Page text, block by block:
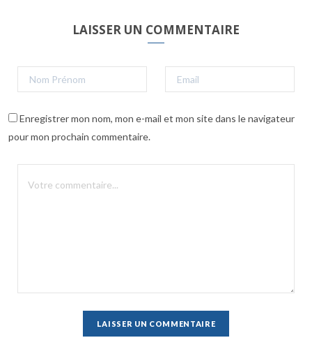
LAISSER UN COMMENTAIRE
Enregistrer mon nom, mon e-mail et mon site dans le navigateur
pour mon prochain commentaire.